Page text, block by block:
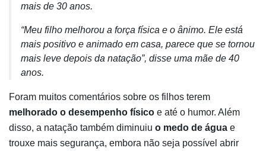
mais de 30 anos.
“Meu filho melhorou a força física e o ânimo. Ele está
mais positivo e animado em casa, parece que se tornou
mais leve depois da natação”, disse uma mãe de 40
anos.
Foram muitos comentários sobre os filhos terem
melhorado o desempenho físico e até o humor. Além
disso, a natação também diminuiu o medo de água e
trouxe mais segurança, embora não seja possível abrir